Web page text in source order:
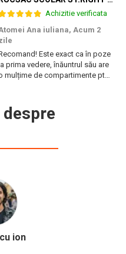
Achizitie verificata
Ana iuliana, Acum 2
Este exact ca în poze
la prima vedere, înăuntrul său are
mulțime de compartimente pt
și pare foarte rezistent!
Fermoarele sunt de asemenea de
Matei